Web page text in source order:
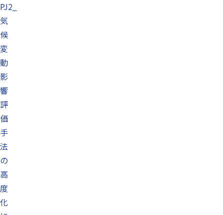
PJ2_
気
候
変
動
影
響
評
価
手
法
の
高
度
化